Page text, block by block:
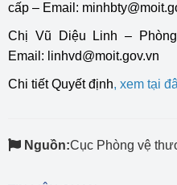
cấp – Email:
Chị Vũ Diệu Linh –
Email: linhvd@moit.gov.vn
Chi tiết Quyết định, xem tại
Nguồn:Cục Phòng vệ